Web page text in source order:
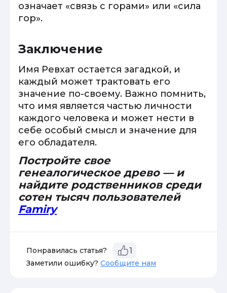
означает «связь с горами» или «сила
гор».
Заключение
Имя Ревхат остается загадкой, и
каждый может трактовать его
значение по-своему. Важно помнить,
что имя является частью личности
каждого человека и может нести в
себе особый смысл и значение для
его обладателя.
Постройте свое
генеалогическое древо — и
найдите родственников среди
сотен тысяч пользователей
Famiry
Понравилась статья? 1
Заметили ошибку? Сообщите нам